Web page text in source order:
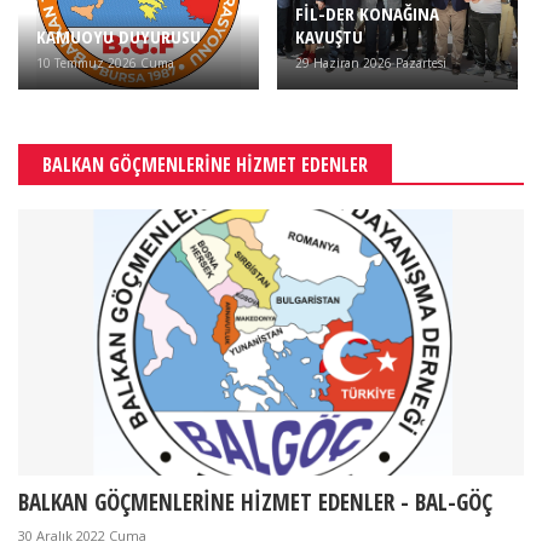
KAMUOYU DUYURUSU
10 Temmuz 2026 Cuma
FİL-DER KONAĞINA
KAVUŞTU
29 Haziran 2026 Pazartesi
BALKAN GÖÇMENLERİNE HİZMET EDENLER
BALKAN GÖÇMENLERİNE HİZMET EDENLER - BAL-GÖÇ
30 Aralık 2022 Cuma